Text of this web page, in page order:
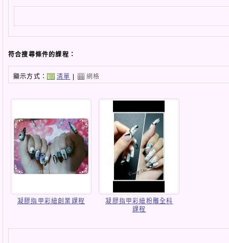
符合搜尋條件的課程：
顯示方式： 清單 | 網格
凝膠指甲彩繪創業課程
凝膠指甲彩繪粉雕全科
課程